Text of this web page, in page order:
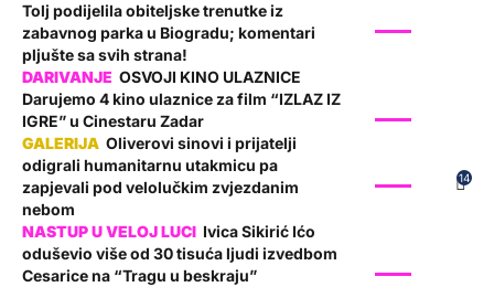
Tolj podijelila obiteljske trenutke iz
zabavnog parka u Biogradu; komentari
pljušte sa svih strana!
OSVOJI KINO ULAZNICE
Darujemo 4 kino ulaznice za film “IZLAZ IZ
IGRE” u Cinestaru Zadar
14
Oliverovi sinovi i prijatelji
odigrali humanitarnu utakmicu pa
zapjevali pod velolučkim zvjezdanim
nebom
Ivica Sikirić Ićo
oduševio više od 30 tisuća ljudi izvedbom
Cesarice na “Tragu u beskraju”